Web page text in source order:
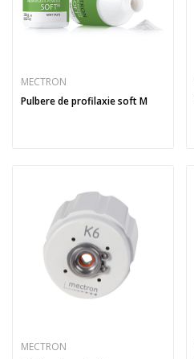
MECTRON
Pulbere de profilaxie soft M
MECTRON